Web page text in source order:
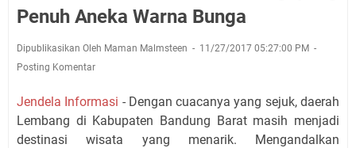
Penuh Aneka Warna Bunga
Dipublikasikan Oleh Maman Malmsteen
11/27/2017 05:27:00 PM
Posting Komentar
Jendela Informasi - Dengan cuacanya yang sejuk, daerah
Lembang di Kabupaten Bandung Barat masih menjadi
destinasi wisata yang menarik. Mengandalkan